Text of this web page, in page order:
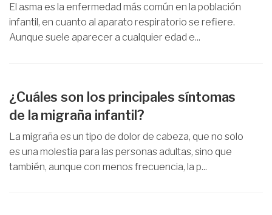
El asma es la enfermedad más común en la población
infantil, en cuanto al aparato respiratorio se refiere.
Aunque suele aparecer a cualquier edad e...
¿Cuáles son los principales síntomas
de la migraña infantil?
La migraña es un tipo de dolor de cabeza, que no solo
es una molestia para las personas adultas, sino que
también, aunque con menos frecuencia, la p...